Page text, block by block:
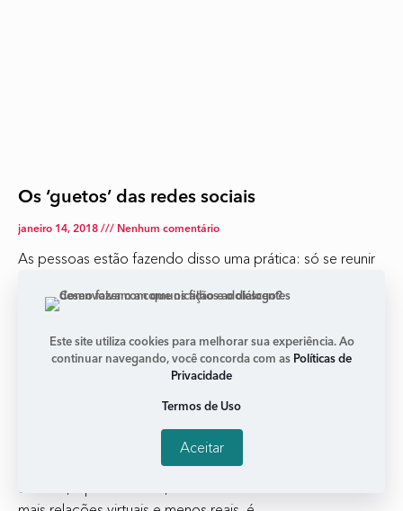
Os ‘guetos’ das redes sociais
janeiro 14, 2018 Nenhum comentário
As pessoas estão fazendo disso uma prática: só se reunir
famosa bolha. Pesquisadora
Comunicação por celular pode se tornar um
Esse tipo de comunicação é ‘pobre’ porque evita o
contato, a proximidade, o olho no olho. Se nós termos
Este site utiliza cookies para melhorar sua experiência. Ao
continuar navegando, você concorda com as Políticas de
Privacidade
Termos de Uso
Aceitar